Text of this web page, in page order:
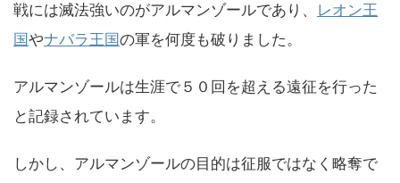
戦には滅法強いのがアルマンゾールであり、 レオン王
国やナバラ王国の軍を何度も破りました。
アルマンゾールは生涯で５０回を超える遠征を行った
と記録されています。
しかし、アルマンゾールの目的は征服ではなく略奪で